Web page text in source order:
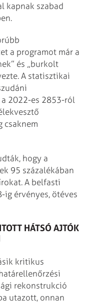
kapnak szabad
a programot már a
és „burkolt
A statisztikai
2022-es 2853-ról
csaknem
hogy a
95 százalékában
A belfasti
érvényes, ötéves
HÁTSÓ AJTÓK
kritikus
rekonstrukció
utazott, onnan